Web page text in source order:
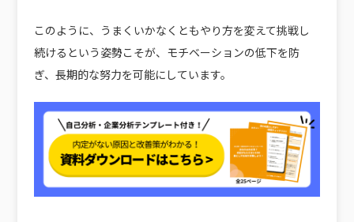
このように、うまくいかなくともやり方を変えて挑戦し
続けるという姿勢こそが、モチベーションの低下を防
ぎ、長期的な努力を可能にしています。